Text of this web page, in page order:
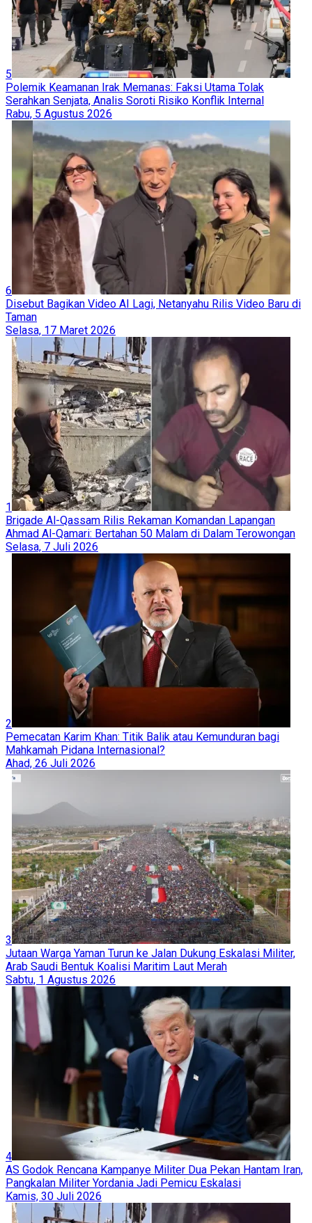
5
Polemik Keamanan Irak Memanas: Faksi Utama Tolak
Serahkan Senjata, Analis Soroti Risiko Konflik Internal
Rabu, 5 Agustus 2026
6
Disebut Bagikan Video AI Lagi, Netanyahu Rilis Video Baru di
Taman
Selasa, 17 Maret 2026
1
Brigade Al-Qassam Rilis Rekaman Komandan Lapangan
Ahmad Al-Qamari: Bertahan 50 Malam di Dalam Terowongan
Selasa, 7 Juli 2026
2
Pemecatan Karim Khan: Titik Balik atau Kemunduran bagi
Mahkamah Pidana Internasional?
Ahad, 26 Juli 2026
3
Jutaan Warga Yaman Turun ke Jalan Dukung Eskalasi Militer,
Arab Saudi Bentuk Koalisi Maritim Laut Merah
Sabtu, 1 Agustus 2026
4
AS Godok Rencana Kampanye Militer Dua Pekan Hantam Iran,
Pangkalan Militer Yordania Jadi Pemicu Eskalasi
Kamis, 30 Juli 2026